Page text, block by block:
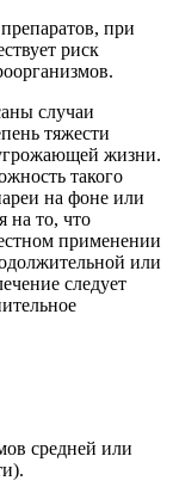
при
риск
случаи
тяжести
жизни.
такого
на фоне или
на то, что
применении
или
следует
средней или